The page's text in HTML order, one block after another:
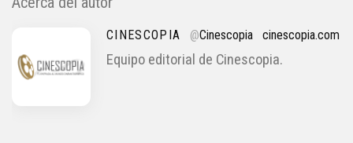
CINESCOPIA @Cinescopia cinescopia.com
Equipo editorial de Cinescopia.